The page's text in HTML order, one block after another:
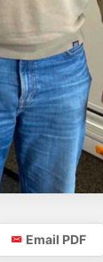
Email PDF